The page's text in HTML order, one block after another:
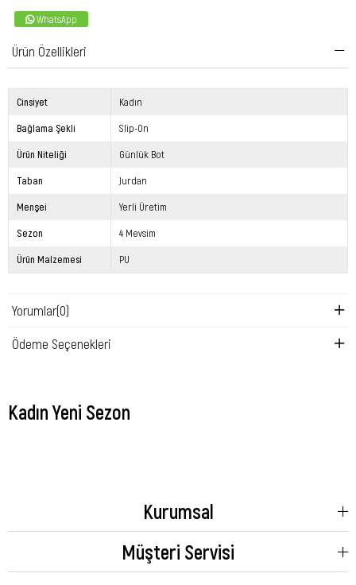
WhatsApp
Ürün Özellikleri
Cinsiyet Kadın
Bağlama Şekli Slip-On
Ürün Niteliği Günlük Bot
Taban Jurdan
Menşei Yerli Üretim
Sezon 4 Mevsim
Ürün Malzemesi PU
Yorumlar(0)
Ödeme Seçenekleri
Kadın Yeni Sezon
Kurumsal
Müşteri Servisi